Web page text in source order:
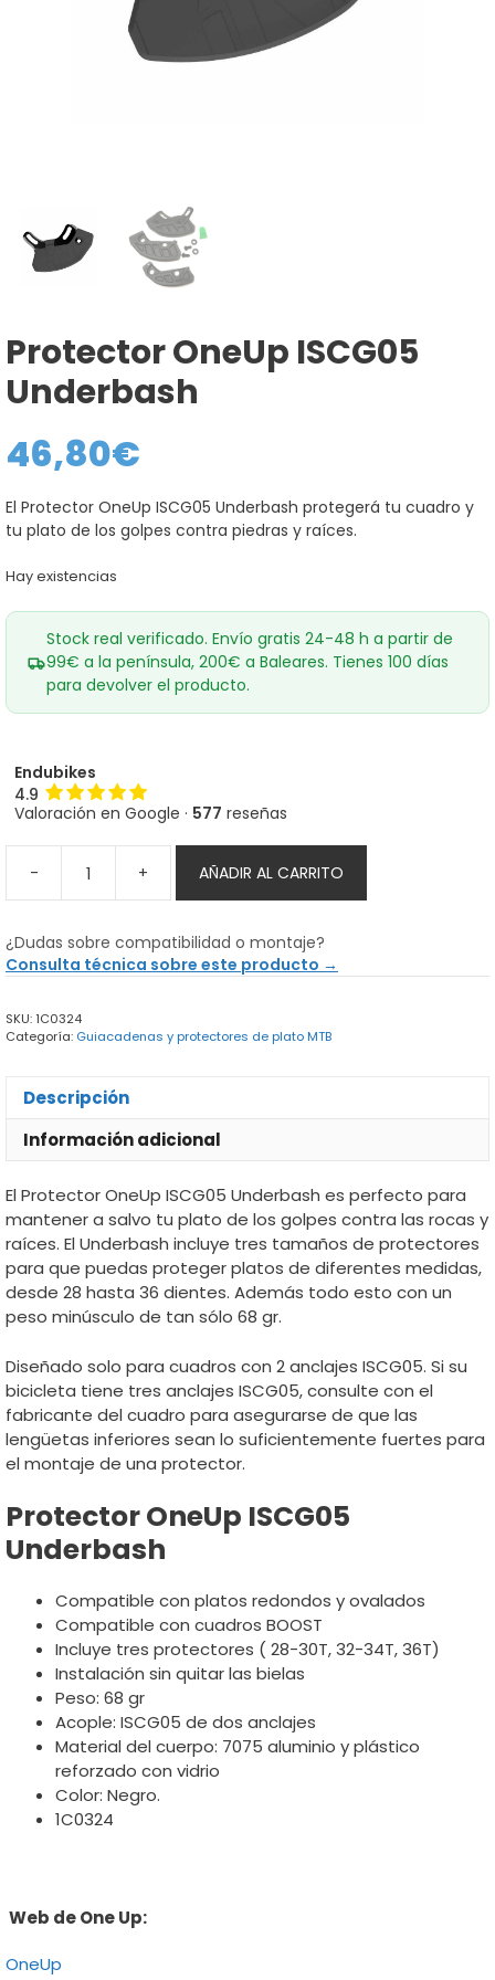
Protector OneUp ISCG05
Underbash
46,80€
El Protector OneUp ISCG05 Underbash protegerá tu cuadro y
tu plato de los golpes contra piedras y raíces.
Hay existencias
Stock real verificado. Envío gratis 24-48 h a partir de
99€ a la península, 200€ a Baleares. Tienes 100 días
para devolver el producto.
Endubikes
4.9
Valoración en Google · 577 reseñas
-
Protector
OneUp
Underbash
cantidad
+ AÑADIR AL CARRITO
¿Dudas sobre compatibilidad o montaje?
Consulta técnica sobre este producto →
SKU:1C0324
Categoría: Guiacadenas y protectores de plato MTB
Descripción
Información adicional
El Protector OneUp ISCG05 Underbash es perfecto para
mantener a salvo tu plato de los golpes contra las rocas y
raíces. El Underbash incluye tres tamaños de protectores
para que puedas proteger platos de diferentes medidas,
desde 28 hasta 36 dientes. Además todo esto con un
peso minúsculo de tan sólo 68 gr.
Diseñado solo para cuadros con 2 anclajes ISCG05. Si su
bicicleta tiene tres anclajes ISCG05, consulte con el
fabricante del cuadro para asegurarse de que las
lengüetas inferiores sean lo suficientemente fuertes para
el montaje de una protector.
Protector OneUp ISCG05
Underbash
Compatible con platos redondos y ovalados
Compatible con cuadros BOOST
Incluye tres protectores ( 28-30T, 32-34T, 36T)
Instalación sin quitar las bielas
Peso: 68 gr
Acople: ISCG05 de dos anclajes
Material del cuerpo: 7075 aluminio y plástico
reforzado con vidrio
Color: Negro.
1C0324
Web de One Up:
OneUp